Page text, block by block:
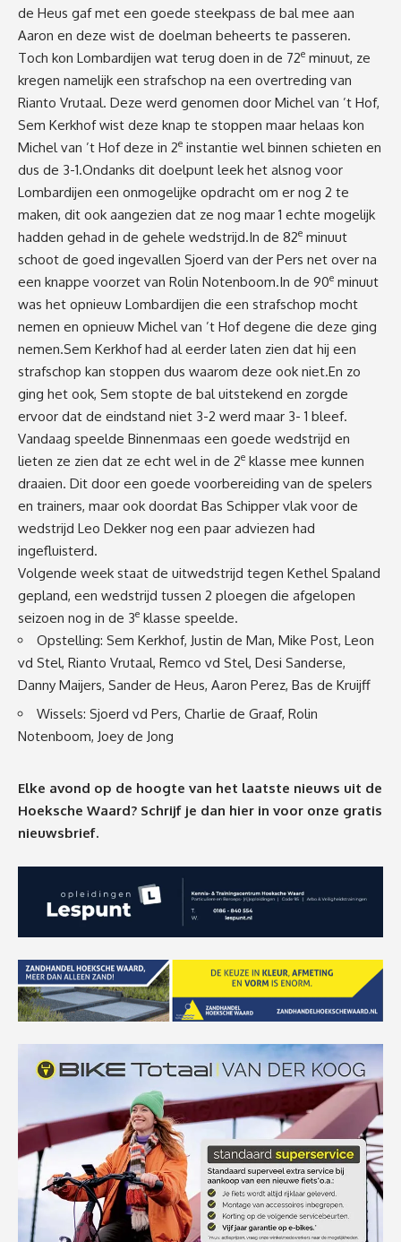
de Heus gaf met een goede steekpass de bal mee aan
Aaron en deze wist de doelman beheerts te passeren.
Toch kon Lombardijen wat terug doen in de 72e minuut, ze
kregen namelijk een strafschop na een overtreding van
Rianto Vrutaal. Deze werd genomen door Michel van ’t Hof,
Sem Kerkhof wist deze knap te stoppen maar helaas kon
Michel van ’t Hof deze in 2e instantie wel binnen schieten en
dus de 3-1.Ondanks dit doelpunt leek het alsnog voor
Lombardijen een onmogelijke opdracht om er nog 2 te
maken, dit ook aangezien dat ze nog maar 1 echte mogelijk
hadden gehad in de gehele wedstrijd.In de 82e minuut
schoot de goed ingevallen Sjoerd van der Pers net over na
een knappe voorzet van Rolin Notenboom.In de 90e minuut
was het opnieuw Lombardijen die een strafschop mocht
nemen en opnieuw Michel van ’t Hof degene die deze ging
nemen.Sem Kerkhof had al eerder laten zien dat hij een
strafschop kan stoppen dus waarom deze ook niet.En zo
ging het ook, Sem stopte de bal uitstekend en zorgde
ervoor dat de eindstand niet 3-2 werd maar 3- 1 bleef.
Vandaag speelde Binnenmaas een goede wedstrijd en
lieten ze zien dat ze echt wel in de 2e klasse mee kunnen
draaien. Dit door een goede voorbereiding van de spelers
en trainers, maar ook doordat Bas Schipper vlak voor de
wedstrijd Leo Dekker nog een paar adviezen had
ingefluisterd.
Volgende week staat de uitwedstrijd tegen Kethel Spaland
gepland, een wedstrijd tussen 2 ploegen die afgelopen
seizoen nog in de 3e klasse speelde.
Opstelling: Sem Kerkhof, Justin de Man, Mike Post, Leon
vd Stel, Rianto Vrutaal, Remco vd Stel, Desi Sanderse,
Danny Maijers, Sander de Heus, Aaron Perez, Bas de Kruijff
Wissels: Sjoerd vd Pers, Charlie de Graaf, Rolin
Notenboom, Joey de Jong
Elke avond op de hoogte van het laatste nieuws uit de
Hoeksche Waard? Schrijf je dan hier in voor onze gratis
nieuwsbrief.